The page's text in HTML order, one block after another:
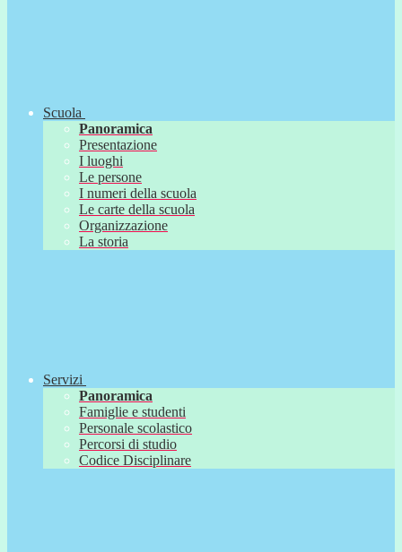
Scuola
Panoramica
Presentazione
I luoghi
Le persone
I numeri della scuola
Le carte della scuola
Organizzazione
La storia
Servizi
Panoramica
Famiglie e studenti
Personale scolastico
Percorsi di studio
Codice Disciplinare